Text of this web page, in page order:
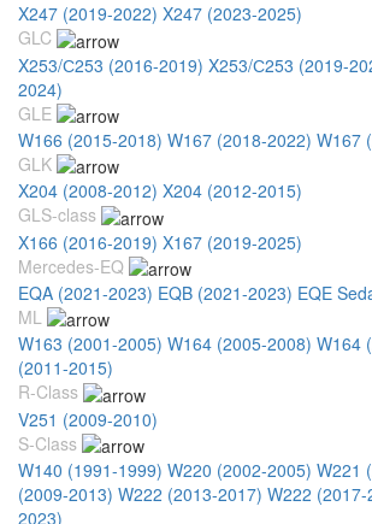
X247 (2019-2022) X247 (2023-2025)
GLC
X253/С253 (2016-2019) X253/С253 (2019-
2024)
GLE
W166 (2015-2018) W167 (2018-2022) W167
GLK
X204 (2008-2012) X204 (2012-2015)
GLS-class
X166 (2016-2019) X167 (2019-2025)
Mercedes-EQ
EQA (2021-2023) EQB (2021-2023) EQE
ML
W163 (2001-2005) W164 (2005-2008) W164
(2011-2015)
R-Class
V251 (2009-2010)
S-Class
W140 (1991-1999) W220 (2002-2005) W221
(2009-2013) W222 (2013-2017) W222 (2017-
2023)